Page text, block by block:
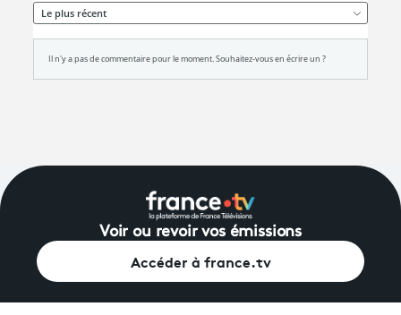
Voir ou revoir vos émissions
Accéder à france.tv